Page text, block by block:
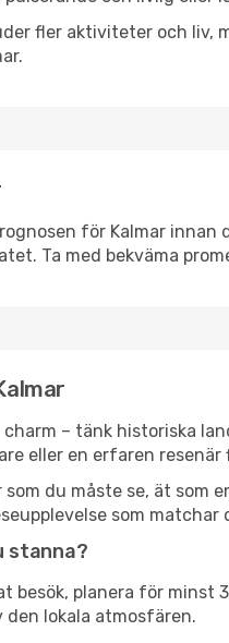
fler aktiviteter och liv,
för Kalmar
Ta med bekväma
charm – tänk historiska
eller en erfaren
som du måste se, ät som
som
stanna?
besök, planera för
den lokala atmosfären.